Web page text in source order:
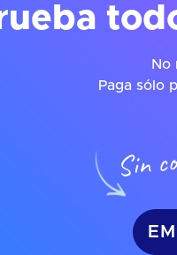
No
Paga sólo
Sin